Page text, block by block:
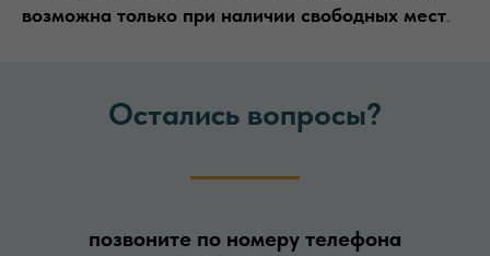
возможна только при наличии свободных мест.
Остались вопросы?
позвоните по номеру телефона